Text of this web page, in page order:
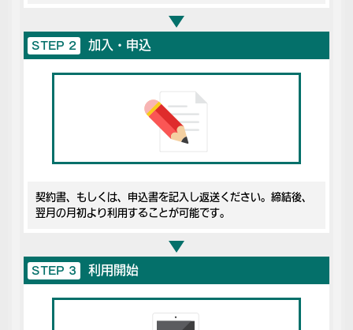
STEP 2 加入・申込
契約書、もしくは、申込書を記入し返送ください。締結後、
翌月の月初より利用することが可能です。
STEP 3 利用開始